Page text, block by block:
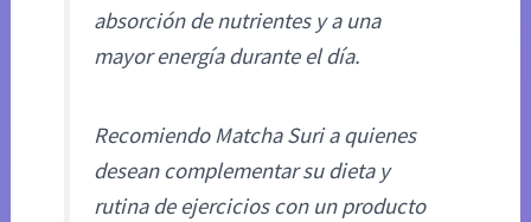
absorción de nutrientes y a una
mayor energía durante el día.
Recomiendo Matcha Suri a quienes
desean complementar su dieta y
rutina de ejercicios con un producto